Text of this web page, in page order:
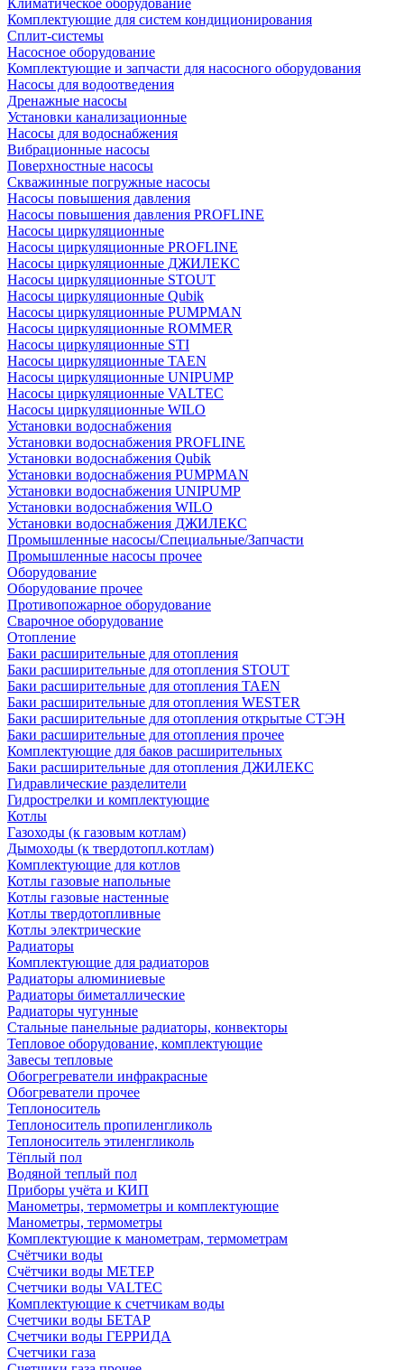
Климатическое оборудование
Комплектующие для систем кондиционирования
Сплит-системы
Насосное оборудование
Комплектующие и запчасти для насосного оборудования
Насосы для водоотведения
Дренажные насосы
Установки канализационные
Насосы для водоснабжения
Вибрационные насосы
Поверхностные насосы
Скважинные погружные насосы
Насосы повышения давления
Насосы повышения давления PROFLINE
Насосы циркуляционные
Насосы циркуляционные PROFLINE
Насосы циркуляционные ДЖИЛЕКС
Насосы циркуляционные STOUT
Насосы циркуляционные Qubik
Насосы циркуляционные PUMPMAN
Насосы циркуляционные ROMMER
Насосы циркуляционные STI
Насосы циркуляционные TAEN
Насосы циркуляционные UNIPUMP
Насосы циркуляционные VALTEC
Насосы циркуляционные WILO
Установки водоснабжения
Установки водоснабжения PROFLINE
Установки водоснабжения Qubik
Установки водоснабжения PUMPMAN
Установки водоснабжения UNIPUMP
Установки водоснабжения WILO
Установки водоснабжения ДЖИЛЕКС
Промышленные насосы/Специальные/Запчасти
Промышленные насосы прочее
Оборудование
Оборудование прочее
Противопожарное оборудование
Сварочное оборудование
Отопление
Баки расширительные для отопления
Баки расширительные для отопления STOUT
Баки расширительные для отопления TAEN
Баки расширительные для отопления WESTER
Баки расширительные для отопления открытые СТЭН
Баки расширительные для отопления прочее
Комплектующие для баков расширительных
Баки расширительные для отопления ДЖИЛЕКС
Гидравлические разделители
Гидрострелки и комплектующие
Котлы
Газоходы (к газовым котлам)
Дымоходы (к твердотопл.котлам)
Комплектующие для котлов
Котлы газовые напольные
Котлы газовые настенные
Котлы твердотопливные
Котлы электрические
Радиаторы
Комплектующие для радиаторов
Радиаторы алюминиевые
Радиаторы биметаллические
Радиаторы чугунные
Стальные панельные радиаторы, конвекторы
Тепловое оборудование, комплектующие
Завесы тепловые
Обогрегреватели инфракрасные
Обогреватели прочее
Теплоноситель
Теплоноситель пропиленгликоль
Теплоноситель этиленгликоль
Тёплый пол
Водяной теплый пол
Приборы учёта и КИП
Манометры, термометры и комплектующие
Манометры, термометры
Комплектующие к манометрам, термометрам
Счётчики воды
Счётчики воды МЕТЕР
Счетчики воды VALTEC
Комплектующие к счетчикам воды
Счетчики воды БЕТАР
Счетчики воды ГЕРРИДА
Счетчики газа